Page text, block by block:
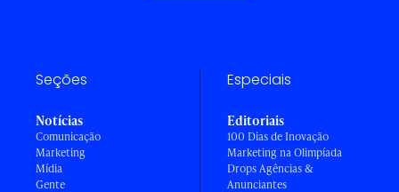
Seções
Notícias
Comunicação
Marketing
Mídia
Gente
Especiais
Editoriais
100 Dias de Inovação
Marketing na Olimpíada
Drops Agências &
Anunciantes